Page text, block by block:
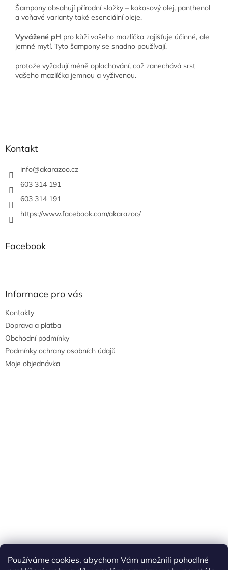
Používáme cookies, abychom Vám umožnili pohodlné
Šampony obsahují přírodní složky – kokosový olej, panthenol
a voňavé varianty také esenciální oleje.
Vyvážené pH pro kůži vašeho mazlíčka zajišťuje účinné, ale
jemné mytí. Tyto šampony se snadno používají,
protože vyžadují méně oplachování, což zanechává srst
vašeho mazlíčka jemnou a vyživenou.
Kontakt
info@akarazoo.cz
603 314 191
603 314 191
https://www.facebook.com/akarazoo/
Facebook
Informace pro vás
Kontakty
Doprava a platba
Obchodní podmínky
Podmínky ochrany osobních údajů
Moje objednávka
Tisíce výdejních míst po celé ČR